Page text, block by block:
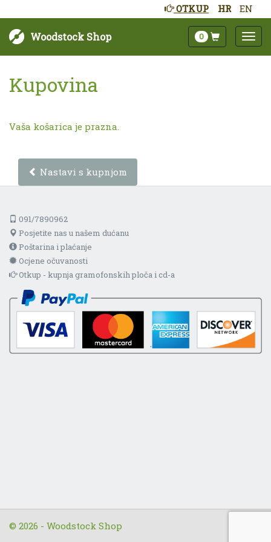
HR EN
OTKUP
Woodstock Shop 0
Kupovina
Vaša košarica je prazna.
Nastavi s kupnjom
091/7890962
Posjetite nas u našem dućanu
Poštarina i plaćanje
Ocjene očuvanosti
Otkup - kupnja gramofonskih ploča i cd-a
© 2026 - Woodstock Shop